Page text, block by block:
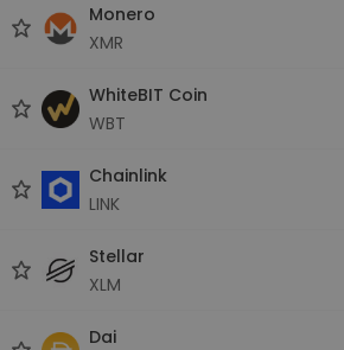
Monero
XMR
WhiteBIT Coin
WBT
Chainlink
LINK
Stellar
XLM
Dai